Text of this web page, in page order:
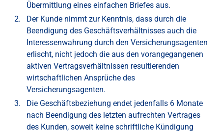
Übermittlung eines einfachen Briefes aus.
Der Kunde nimmt zur Kenntnis, dass durch die
Beendigung des Geschäftsverhältnisses auch die
Interessenwahrung durch den Versicherungsagenten
erlischt, nicht jedoch die aus den vorangegangenen
aktiven Vertragsverhältnissen resultierenden
wirtschaftlichen Ansprüche des
Versicherungsagenten.
Die Geschäftsbeziehung endet jedenfalls 6 Monate
nach Beendigung des letzten aufrechten Vertrages
des Kunden, soweit keine schriftliche Kündigung